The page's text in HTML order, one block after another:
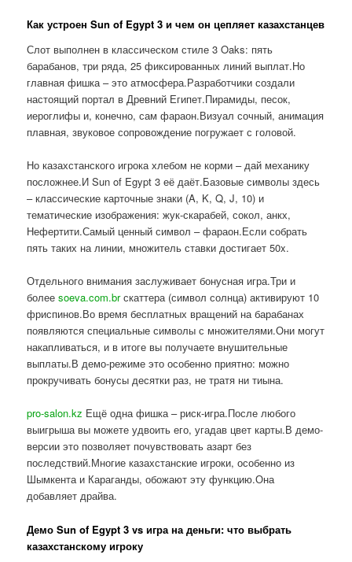
Как устроен Sun of Egypt 3 и чем он цепляет казахстанцев
Слот выполнен в классическом стиле 3 Oaks: пять
барабанов, три ряда, 25 фиксированных линий выплат.Но
главная фишка – это атмосфера.Разработчики создали
настоящий портал в Древний Египет.Пирамиды, песок,
иероглифы и, конечно, сам фараон.Визуал сочный, анимация
плавная, звуковое сопровождение погружает с головой.
Но казахстанского игрока хлебом не корми – дай механику
посложнее.И Sun of Egypt 3 её даёт.Базовые символы здесь
– классические карточные знаки (A, K, Q, J, 10) и
тематические изображения: жук-скарабей, сокол, анкх,
Нефертити.Самый ценный символ – фараон.Если собрать
пять таких на линии, множитель ставки достигает 50x.
Отдельного внимания заслуживает бонусная игра.Три и
болееsoeva.com.brскаттера (символ солнца) активируют 10
фриспинов.Во время бесплатных вращений на барабанах
появляются специальные символы с множителями.Они могут
накапливаться, и в итоге вы получаете внушительные
выплаты.В демо-режиме это особенно приятно: можно
прокручивать бонусы десятки раз, не тратя ни тиына.
pro-salon.kz Ещё одна фишка – риск-игра.После любого
выигрыша вы можете удвоить его, угадав цвет карты.В демо-
версии это позволяет почувствовать азарт без
последствий.Многие казахстанские игроки, особенно из
Шымкента и Караганды, обожают эту функцию.Она
добавляет драйва.
Демо Sun of Egypt 3 vs игра на деньги: что выбрать
казахстанскому игроку